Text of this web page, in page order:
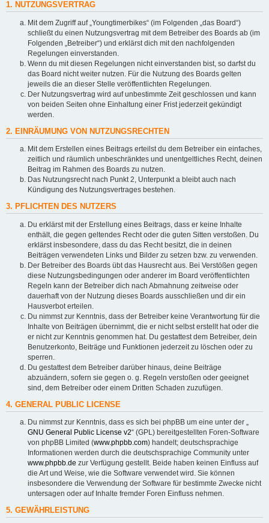
1. NUTZUNGSVERTRAG
Mit dem Zugriff auf „Youngtimerbikes“ (im Folgenden „das Board“)
schließt du einen Nutzungsvertrag mit dem Betreiber des Boards ab (im
Folgenden „Betreiber“) und erklärst dich mit den nachfolgenden
Regelungen einverstanden.
Wenn du mit diesen Regelungen nicht einverstanden bist, so darfst du
das Board nicht weiter nutzen. Für die Nutzung des Boards gelten
jeweils die an dieser Stelle veröffentlichten Regelungen.
Der Nutzungsvertrag wird auf unbestimmte Zeit geschlossen und kann
von beiden Seiten ohne Einhaltung einer Frist jederzeit gekündigt
werden.
2. EINRÄUMUNG VON NUTZUNGSRECHTEN
Mit dem Erstellen eines Beitrags erteilst du dem Betreiber ein einfaches,
zeitlich und räumlich unbeschränktes und unentgeltliches Recht, deinen
Beitrag im Rahmen des Boards zu nutzen.
Das Nutzungsrecht nach Punkt 2, Unterpunkt a bleibt auch nach
Kündigung des Nutzungsvertrages bestehen.
3. PFLICHTEN DES NUTZERS
Du erklärst mit der Erstellung eines Beitrags, dass er keine Inhalte
enthält, die gegen geltendes Recht oder die guten Sitten verstoßen. Du
erklärst insbesondere, dass du das Recht besitzt, die in deinen
Beiträgen verwendeten Links und Bilder zu setzen bzw. zu verwenden.
Der Betreiber des Boards übt das Hausrecht aus. Bei Verstößen gegen
diese Nutzungsbedingungen oder anderer im Board veröffentlichten
Regeln kann der Betreiber dich nach Abmahnung zeitweise oder
dauerhaft von der Nutzung dieses Boards ausschließen und dir ein
Hausverbot erteilen.
Du nimmst zur Kenntnis, dass der Betreiber keine Verantwortung für die
Inhalte von Beiträgen übernimmt, die er nicht selbst erstellt hat oder die
er nicht zur Kenntnis genommen hat. Du gestattest dem Betreiber, dein
Benutzerkonto, Beiträge und Funktionen jederzeit zu löschen oder zu
sperren.
Du gestattest dem Betreiber darüber hinaus, deine Beiträge
abzuändern, sofern sie gegen o. g. Regeln verstoßen oder geeignet
sind, dem Betreiber oder einem Dritten Schaden zuzufügen.
4. GENERAL PUBLIC LICENSE
Du nimmst zur Kenntnis, dass es sich bei phpBB um eine unter der „
GNU General Public License v2“ (GPL) bereitgestellten Foren-Software
von phpBB Limited (www.phpbb.com) handelt; deutschsprachige
Informationen werden durch die deutschsprachige Community unter
www.phpbb.de zur Verfügung gestellt. Beide haben keinen Einfluss auf
die Art und Weise, wie die Software verwendet wird. Sie können
insbesondere die Verwendung der Software für bestimmte Zwecke nicht
untersagen oder auf Inhalte fremder Foren Einfluss nehmen.
5. GEWÄHRLEISTUNG